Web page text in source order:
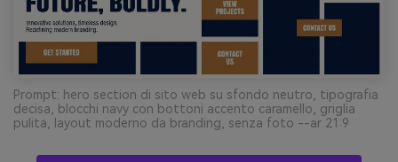
Prompt: hero section di sito web su sfondo neutro, tipografia
decisa, blocchi navy con bottoni accento caramello, griglia
pulita, layout moderno da branding, senza foto --ar 21:9